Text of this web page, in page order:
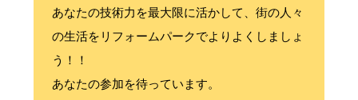
あなたの技術力を最大限に活かして、街の人々
の生活をリフォームパークでよりよくしましょ
う！！
あなたの参加を待っています。